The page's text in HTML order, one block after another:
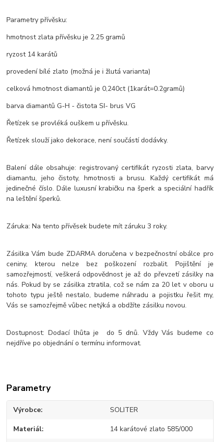
Parametry přívěsku:
hmotnost zlata přívěsku je 2.25 gramů
ryzost 14 karátů
provedení bílé zlato (možná je i žlutá varianta)
celková hmotnost diamantů je 0,240ct (1karát=0.2gramů)
barva diamantů G-H - čistota SI- brus VG
Řetízek se provléká ouškem u přívěsku.
Řetízek slouží jako dekorace, není součástí dodávky.
Balení dále obsahuje: registrovaný certifikát ryzosti zlata, barvy
diamantu, jeho čistoty, hmotnosti a brusu. Každý certifikát má
jedinečné číslo. Dále luxusní krabičku na šperk a speciální hadřík
na leštění šperků.
Záruka: Na tento přívěsek budete mít záruku 3 roky.
Zásilka Vám bude ZDARMA doručena v bezpečnostní obálce pro
ceniny, kterou nelze bez poškození rozbalit. Pojištění je
samozřejmostí, veškerá odpovědnost je až do převzetí zásilky na
nás. Pokud by se zásilka ztratila, což se nám za 20 let v oboru u
tohoto typu ještě nestalo, budeme náhradu a pojistku řešit my,
Vás se samozřejmě vůbec netýká a obdžíte zásilku novou.
Dostupnost: Dodací lhůta je do 5 dnů. Vždy Vás budeme co
nejdříve po objednání o termínu informovat.
Parametry
Výrobce SOLITER
Materiál 14 karátové zlato 585/000